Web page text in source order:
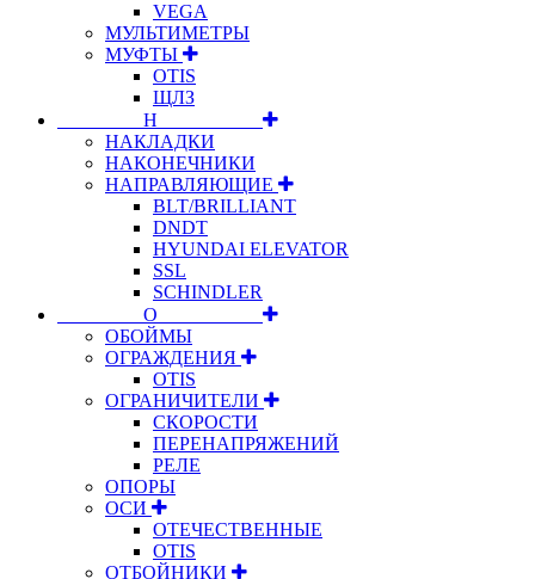
VEGA
МУЛЬТИМЕТРЫ
МУФТЫ
OTIS
ЩЛЗ
⠀⠀⠀⠀⠀⠀Н⠀⠀⠀⠀⠀⠀⠀
НАКЛАДКИ
НАКОНЕЧНИКИ
НАПРАВЛЯЮЩИЕ
BLT/BRILLIANT
DNDT
HYUNDAI ELEVATOR
SSL
SCHINDLER
⠀⠀⠀⠀⠀⠀О⠀⠀⠀⠀⠀⠀⠀
ОБОЙМЫ
ОГРАЖДЕНИЯ
OTIS
ОГРАНИЧИТЕЛИ
СКОРОСТИ
ПЕРЕНАПРЯЖЕНИЙ
РЕЛЕ
ОПОРЫ
ОСИ
ОТЕЧЕСТВЕННЫЕ
OTIS
ОТБОЙНИКИ